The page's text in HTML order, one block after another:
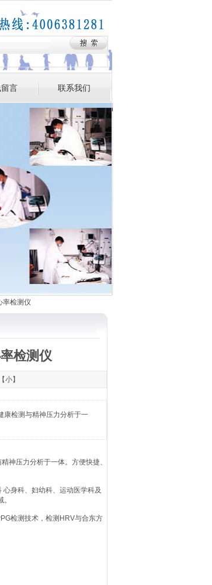
言 联系我们
率检测仪
检测仪
小】
康检测与精神压力分析于一
神压力分析于一体。方便快捷、
身科、妇幼科、运动医学科及
检测技术，检测HRV与合东方